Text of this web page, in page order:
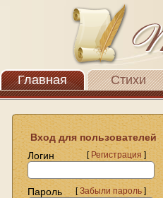
Главная Стихи
Вход для пользователей
Логин
[Регистрация]
Пароль [Забыли пароль]